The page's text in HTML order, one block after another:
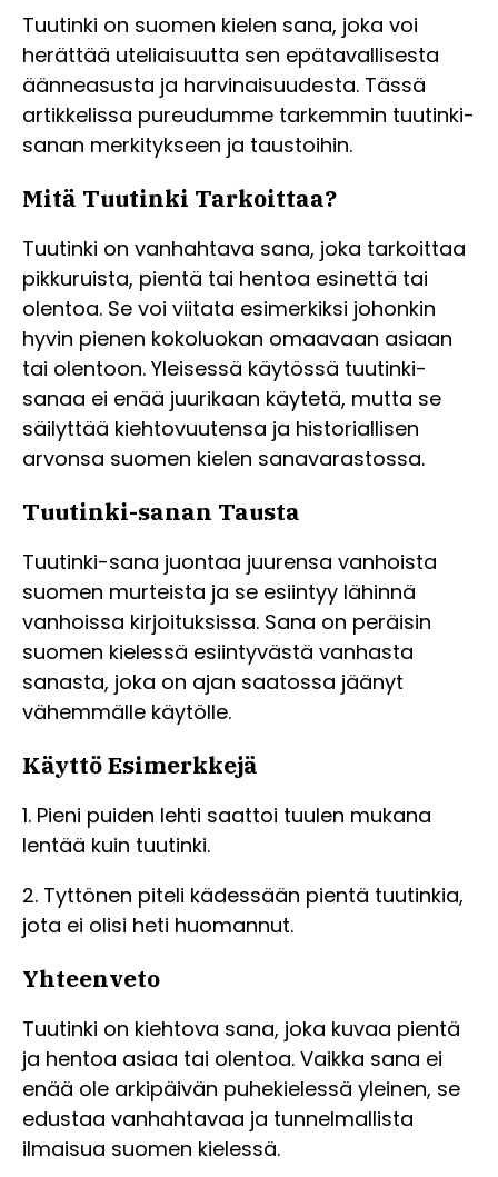
Tuutinki on suomen kielen sana, joka voi
herättää uteliaisuutta sen epätavallisesta
äänneasusta ja harvinaisuudesta. Tässä
artikkelissa pureudumme tarkemmin tuutinki-
sanan merkitykseen ja taustoihin.
Mitä Tuutinki Tarkoittaa?
Tuutinki on vanhahtava sana, joka tarkoittaa
pikkuruista, pientä tai hentoa esinettä tai
olentoa. Se voi viitata esimerkiksi johonkin
hyvin pienen kokoluokan omaavaan asiaan
tai olentoon. Yleisessä käytössä tuutinki-
sanaa ei enää juurikaan käytetä, mutta se
säilyttää kiehtovuutensa ja historiallisen
arvonsa suomen kielen sanavarastossa.
Tuutinki-sanan Tausta
Tuutinki-sana juontaa juurensa vanhoista
suomen murteista ja se esiintyy lähinnä
vanhoissa kirjoituksissa. Sana on peräisin
suomen kielessä esiintyvästä vanhasta
sanasta, joka on ajan saatossa jäänyt
vähemmälle käytölle.
Käyttö Esimerkkejä
1. Pieni puiden lehti saattoi tuulen mukana
lentää kuin tuutinki.
2. Tyttönen piteli kädessään pientä tuutinkia,
jota ei olisi heti huomannut.
Yhteenveto
Tuutinki on kiehtova sana, joka kuvaa pientä
ja hentoa asiaa tai olentoa. Vaikka sana ei
enää ole arkipäivän puhekielessä yleinen, se
edustaa vanhahtavaa ja tunnelmallista
ilmaisua suomen kielessä.